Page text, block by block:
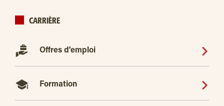
CARRIÈRE
Offres d'emploi
Formation